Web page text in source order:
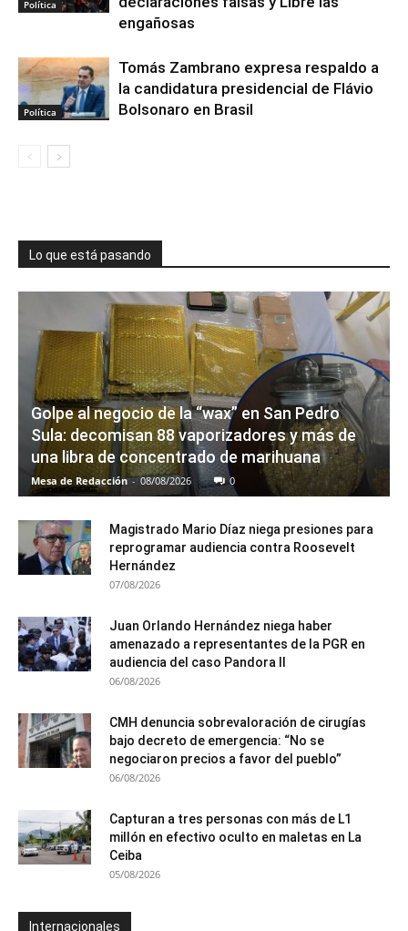
Política
engañosas
Política
Tomás Zambrano expresa respaldo a
la candidatura presidencial de Flávio
Bolsonaro en Brasil
Lo que está pasando
Golpe al negocio de la “wax” en San Pedro
Sula: decomisan 88 vaporizadores y más de
una libra de concentrado de marihuana
Mesa de Redacción - 08/08/2026 0
Magistrado Mario Díaz niega presiones para
reprogramar audiencia contra Roosevelt
Hernández
07/08/2026
Juan Orlando Hernández niega haber
amenazado a representantes de la PGR en
audiencia del caso Pandora II
06/08/2026
CMH denuncia sobrevaloración de cirugías
bajo decreto de emergencia: “No se
negociaron precios a favor del pueblo”
06/08/2026
Capturan a tres personas con más de L1
millón en efectivo oculto en maletas en La
Ceiba
05/08/2026
Internacionales